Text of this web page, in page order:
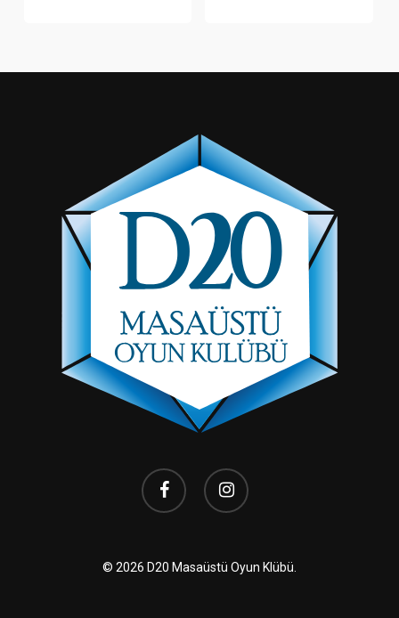
facebook instagram
© 2026 D20 Masaüstü Oyun Klübü.